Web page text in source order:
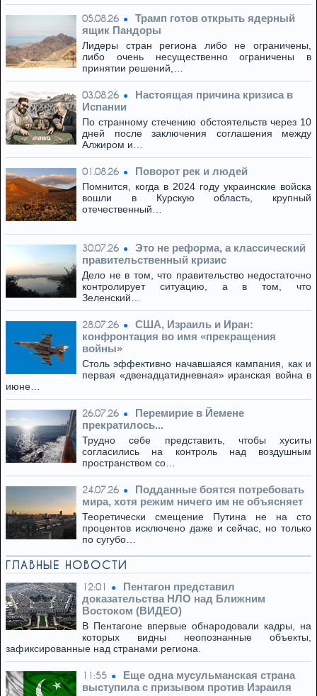
05.08.26
Трамп готов открыть ядерный
ящик Пандоры
Лидеры стран региона либо не ограничены,
либо очень несущественно ограничены в
принятии решений,…
03.08.26
Настоящая причина кризиса в
Испании
По странному стечению обстоятельств через 10
дней после заключения соглашения между
Алжиром и…
01.08.26 Поворот рек и людей
Помнится, когда в 2024 году украинские войска
вошли в Курскую область, крупный
отечественный…
30.07.26
Это не реформа, а классический
правительственный кризис
Дело не в том, что правительство недостаточно
контролирует ситуацию, а в том, что
Зеленский…
28.07.26
США, Израиль и Иран:
конфронтация во имя «прекращения
войны»
Столь эффективно начавшаяся кампания, как и
первая «двенадцатидневная» иранская война в
июне…
26.07.26
Перемирие в Йемене
прекратилось...
Трудно себе представить, чтобы хуситы
согласились на контроль над воздушным
пространством со…
24.07.26
Подданные боятся потребовать
мира, хотя режим ничего им не объясняет
Теоретически смещение Путина не на сто
процентов исключено даже и сейчас, но только
по сугубо…
ГЛАВНЫЕ НОВОСТИ
12:01
Пентагон представил
доказательства НЛО над Ближним
Востоком (ВИДЕО)
В Пентагоне впервые обнародовали кадры, на
которых видны неопознанные объекты,
зафиксированные над странами региона.
11:55
Еще одна мусульманская страна
выступила с призывом против Израиля